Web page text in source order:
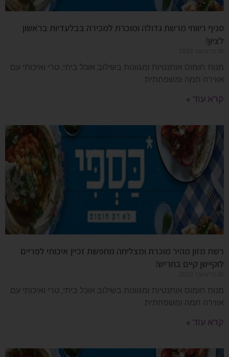
סניף ריווחי מרשת גדולה ומוכרת למכירה בבלעדיות בראשון
לציון!
מנות חומוס אותנטיות ומגוונות בשילוב אוכל ביתי, טרי ואיכותי עם
אווירה חמה ומשפחתית
קרא עוד »
רשת מזון מהיר מוכרת ומצליחה מחפשת זכיין איכותי לפריים
לוקיישן קיים בחריש!
מנות חומוס אותנטיות ומגוונות בשילוב אוכל ביתי, טרי ואיכותי עם
אווירה חמה ומשפחתית
קרא עוד »